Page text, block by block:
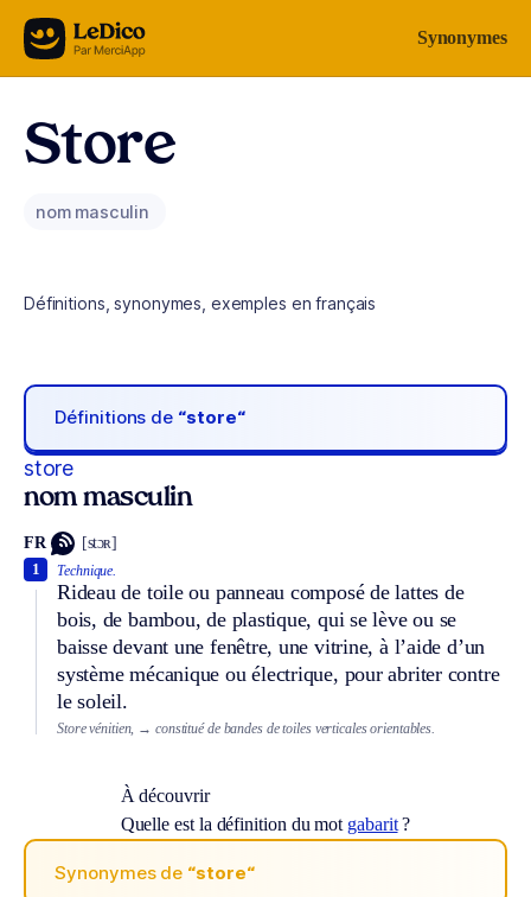
Aller au contenu Synonymes
Store
nom masculin
Définitions, synonymes, exemples en français
Définitions de “store“
store
nom masculin
FR [stɔʀ]
Technique.
Rideau de toile ou panneau composé de lattes de
bois, de bambou, de plastique, qui se lève ou se
baisse devant une fenêtre, une vitrine, à l’aide d’un
système mécanique ou électrique, pour abriter contre
le soleil.
1
Store vénitien, → constitué de bandes de toiles verticales orientables.
À découvrir
Quelle est la définition du mot gabarit?
Synonymes de “store“